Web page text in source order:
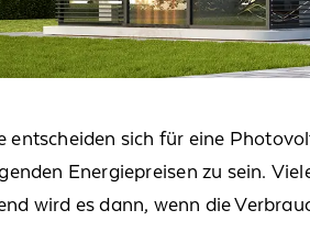
sich für eine P
Energiepreisen zu sein.
wird es dann, wenn die